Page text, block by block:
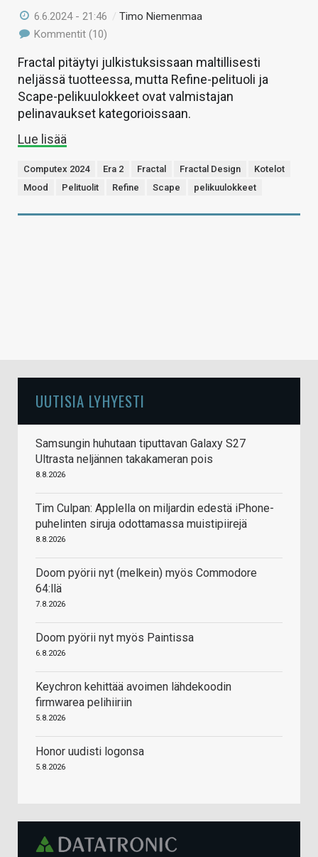
6.6.2024 - 21:46 /Timo Niemenmaa
Kommentit (10)
Fractal pitäytyi julkistuksissaan maltillisesti
neljässä tuotteessa, mutta Refine-pelituoli ja
Scape-pelikuulokkeet ovat valmistajan
pelinavaukset kategorioissaan.
Lue lisää
Computex 2024 Era 2 Fractal Fractal Design
Kotelot
Mood
Pelituolit Refine Scape pelikuulokkeet
UUTISIA LYHYESTI
Samsungin huhutaan tiputtavan Galaxy S27
Ultrasta neljännen takakameran pois
8.8.2026
Tim Culpan: Applella on miljardin edestä iPhone-
puhelinten siruja odottamassa muistipiirejä
8.8.2026
Doom pyörii nyt (melkein) myös Commodore
64:llä
7.8.2026
Doom pyörii nyt myös Paintissa
6.8.2026
Keychron kehittää avoimen lähdekoodin
firmwarea pelihiiriin
5.8.2026
Honor uudisti logonsa
5.8.2026